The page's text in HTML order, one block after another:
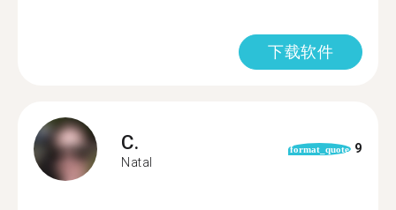
下载软件
C.
Natal
format_quote 9